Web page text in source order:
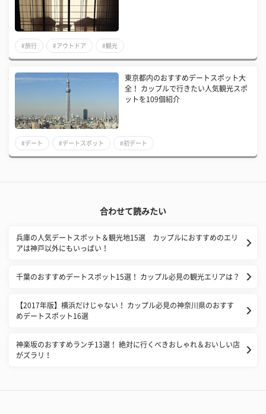
#旅行 #アウトドア #観光
東京都内のおすすめデートスポット大
全！ カップルで行きたい人気観光スポ
ットを109個紹介
#デート #デートスポット #初デート
合わせて読みたい
兵庫の人気デートスポット＆観光地15選 カップルにおすすめのエリ
アは神戸以外にもいっぱい！
千葉のおすすめデートスポット15選！ カップル必見の観光エリアは？
【2017年版】横浜だけじゃない！ カップル必見の神奈川県のおすす
めデートスポット16選
神楽坂のおすすめランチ13選！ 絶対に行くべきおしゃれ＆おいしい店
がズラリ！